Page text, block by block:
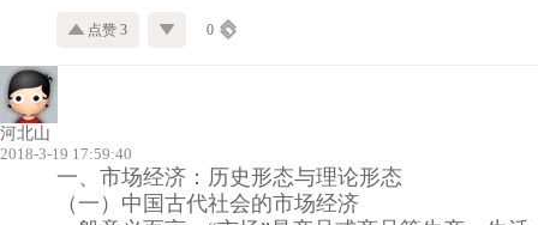
点赞 3 0
河北山
2018-3-19 17:59:40
一、市场经济：历史形态与理论形态
（一）中国古代社会的市场经济